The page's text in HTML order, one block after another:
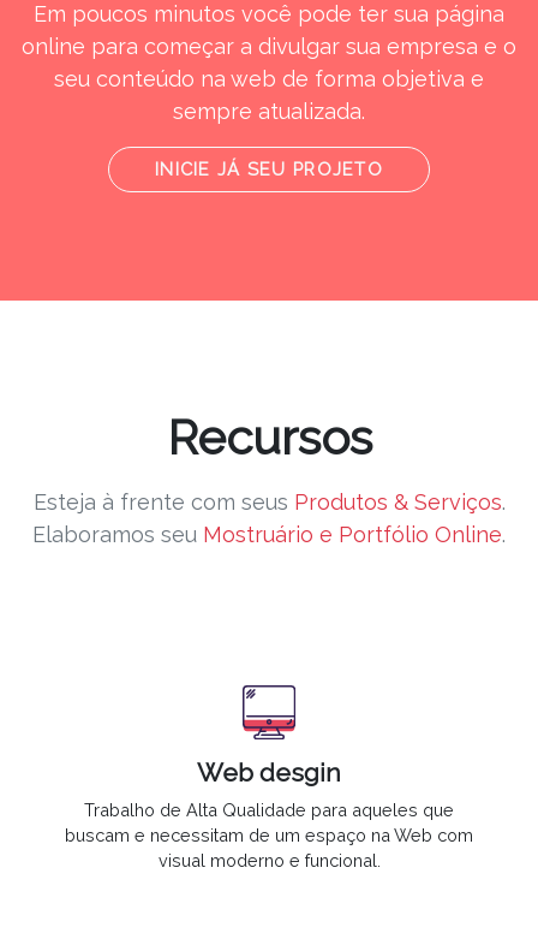
Em poucos minutos você pode ter sua página
online para começar a divulgar sua empresa e o
seu conteúdo na web de forma objetiva e
sempre atualizada.
INICIE JÁ SEU PROJETO
Recursos
Esteja à frente com seus Produtos & Serviços.
Elaboramos seu Mostruário e Portfólio Online.
Web desgin
Trabalho de Alta Qualidade para aqueles que
buscam e necessitam de um espaço na Web com
visual moderno e funcional.